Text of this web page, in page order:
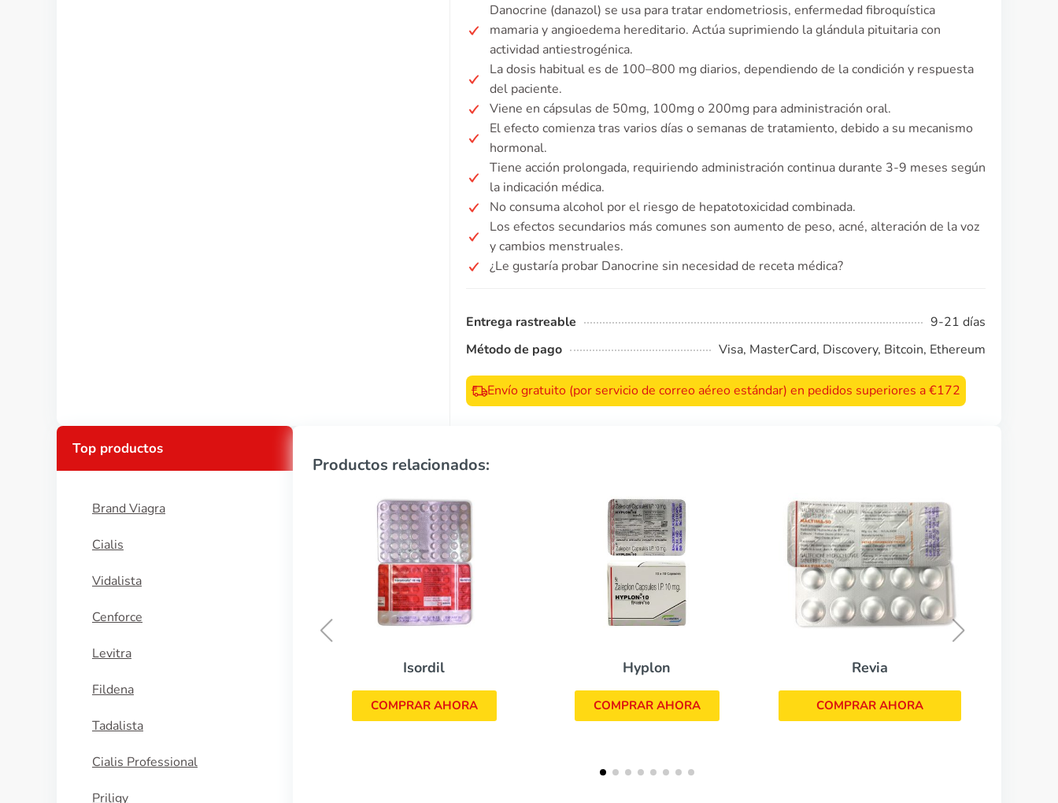
Danocrine (danazol) se usa para tratar endometriosis, enfermedad fibroquística
mamaria y angioedema hereditario. Actúa suprimiendo la glándula pituitaria con
actividad antiestrogénica.
La dosis habitual es de 100–800 mg diarios, dependiendo de la condición y respuesta
del paciente.
Viene en cápsulas de 50mg, 100mg o 200mg para administración oral.
El efecto comienza tras varios días o semanas de tratamiento, debido a su mecanismo
hormonal.
Tiene acción prolongada, requiriendo administración continua durante 3-9 meses según
la indicación médica.
No consuma alcohol por el riesgo de hepatotoxicidad combinada.
Los efectos secundarios más comunes son aumento de peso, acné, alteración de la voz
y cambios menstruales.
¿Le gustaría probar Danocrine sin necesidad de receta médica?
Entrega rastreable
9-21 días
Método de pago
Visa, MasterCard, Discovery, Bitcoin, Ethereum
Envío gratuito (por servicio de correo aéreo estándar) en pedidos superiores a €172
Top productos
Brand Viagra
Cialis
Vidalista
Cenforce
Levitra
Fildena
Tadalista
Cialis Professional
Priligy
Productos relacionados:
Hyplon
COMPRAR AHORA
Revia
COMPRAR AHORA
Eldepryl